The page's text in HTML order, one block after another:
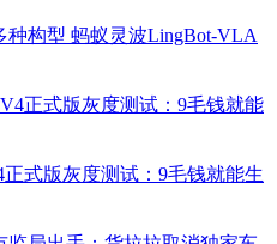
种构型 蚂蚁灵波LingBot-VLA
正式版灰度测试：9毛钱就能生